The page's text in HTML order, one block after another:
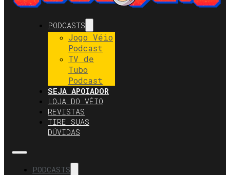
PODCASTS
Jogo Véio
Podcast
TV de
Tubo
Podcast
SEJA APOIADOR
LOJA DO VÉIO
REVISTAS
TIRE SUAS
DÚVIDAS
PODCASTS